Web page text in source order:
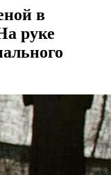
в
руке